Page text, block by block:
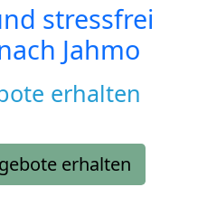
stressfrei
Jahmo
erhalten
erhalten